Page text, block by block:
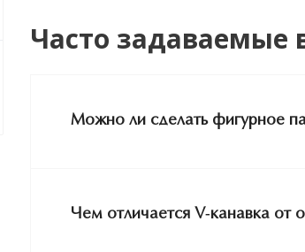
Часто задаваемые
Можно ли сделать фигурное
Чем отличается V-канавка от